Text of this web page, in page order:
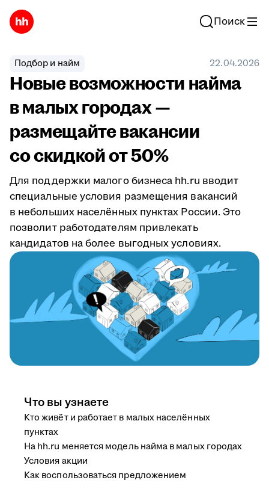
Поиск
Подбор и найм 22.04.2026
Новые возможности найма
в малых городах —
размещайте вакансии
со скидкой от 50%
Для поддержки малого бизнеса hh.ru вводит
специальные условия размещения вакансий
в небольших населённых пунктах России. Это
позволит работодателям привлекать
кандидатов на более выгодных условиях.
Что вы узнаете
Кто живёт и работает в малых населённых
пунктах
На hh.ru меняется модель найма в малых городах
Условия акции
Как воспользоваться предложением